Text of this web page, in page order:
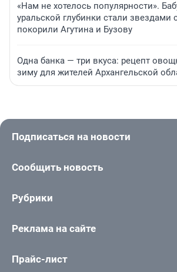
«Нам не хотелось популярности».
уральской глубинки стали звездами
покорили Агутина и Бузову
Одна банка — три вкуса: рецепт
зиму для жителей Архангельской
Подписаться на новости
Сообщить новость
Рубрики
Реклама на сайте
Прайс-лист